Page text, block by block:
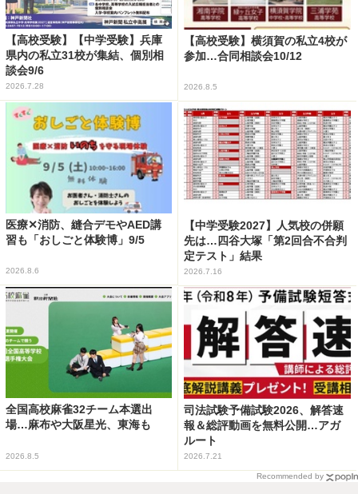
【高校受験】【中学受験】兵庫
県内の私立31校が集結、個別相
談会9/6
2026.7.28
【高校受験】横須賀の私立4校が
参加…合同相談会10/12
2026.8.5
医療✕消防、縫合デモやAED講
習も「おしごと体験博」9/5
2026.8.6
【中学受験2027】人気校の併願
先は…四谷大塚「第2回合不合判
定テスト」結果
2026.7.16
全国高校麻雀32チーム本選出
場…麻布や大阪星光、東海も
2026.8.5
司法試験予備試験2026、解答速
報＆総評動画を無料公開…アガ
ルート
2026.7.21
Recommended by